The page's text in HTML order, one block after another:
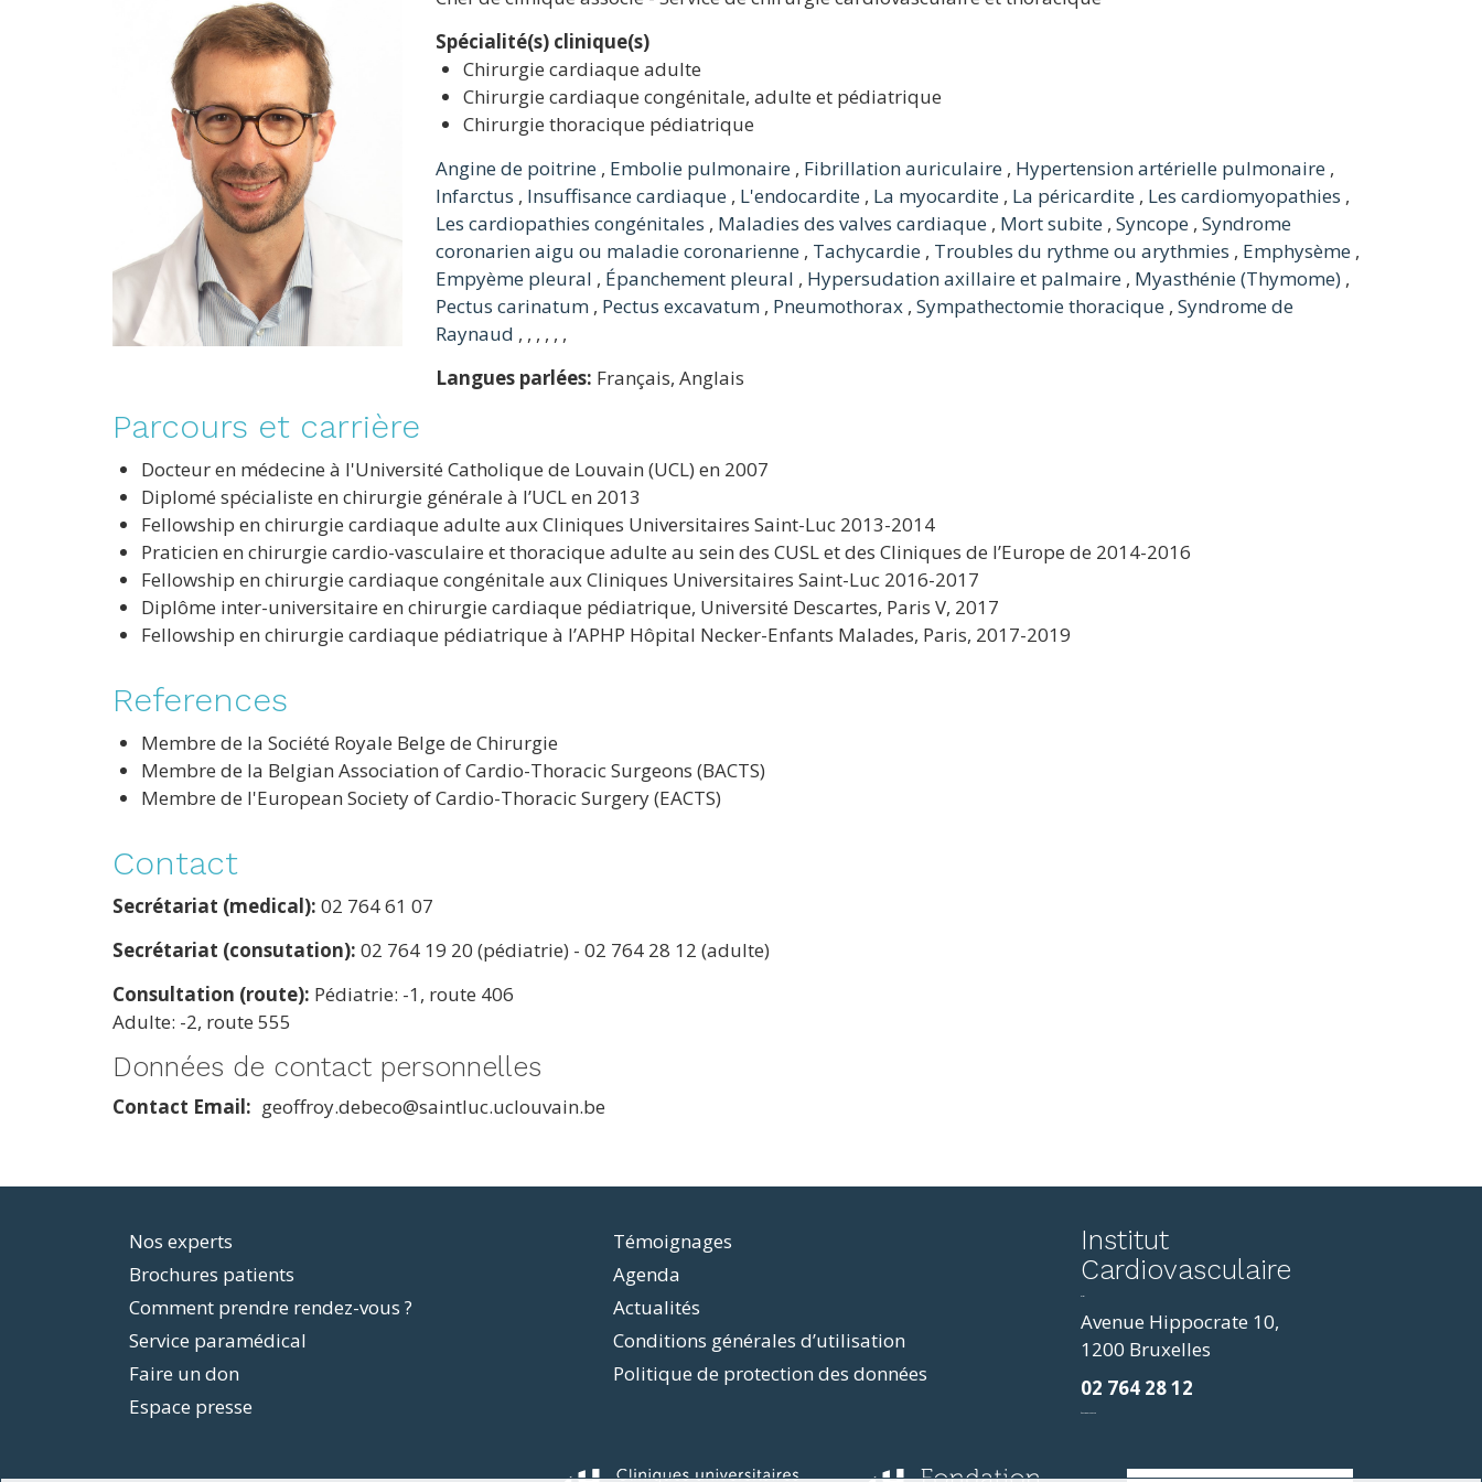
Spécialité(s) clinique(s)
Chirurgie cardiaque adulte
Chirurgie cardiaque congénitale, adulte et pédiatrique
Chirurgie thoracique pédiatrique
Angine de poitrine , Embolie pulmonaire , Fibrillation auriculaire , Hypertension artérielle pulmonaire ,
Infarctus , Insuffisance cardiaque , L'endocardite , La myocardite , La péricardite , Les cardiomyopathies ,
Les cardiopathies congénitales , Maladies des valves cardiaque , Mort subite , Syncope , Syndrome
coronarien aigu ou maladie coronarienne , Tachycardie , Troubles du rythme ou arythmies , Emphysème ,
Empyème pleural , Épanchement pleural , Hypersudation axillaire et palmaire , Myasthénie (Thymome) ,
Pectus carinatum , Pectus excavatum , Pneumothorax , Sympathectomie thoracique , Syndrome de
Raynaud , , , , , ,
Langues parlées: Français, Anglais
Parcours et carrière
Docteur en médecine à l'Université Catholique de Louvain (UCL) en 2007
Diplomé spécialiste en chirurgie générale à l’UCL en 2013
Fellowship en chirurgie cardiaque adulte aux Cliniques Universitaires Saint-Luc 2013-2014
Praticien en chirurgie cardio-vasculaire et thoracique adulte au sein des CUSL et des Cliniques de l’Europe de 2014-2016
Fellowship en chirurgie cardiaque congénitale aux Cliniques Universitaires Saint-Luc 2016-2017
Diplôme inter-universitaire en chirurgie cardiaque pédiatrique, Université Descartes, Paris V, 2017
Fellowship en chirurgie cardiaque pédiatrique à l’APHP Hôpital Necker-Enfants Malades, Paris, 2017-2019
References
Membre de la Société Royale Belge de Chirurgie
Membre de la Belgian Association of Cardio-Thoracic Surgeons (BACTS)
Membre de l'European Society of Cardio-Thoracic Surgery (EACTS)
Contact
Secrétariat (medical): 02 764 61 07
Secrétariat (consutation): 02 764 19 20 (pédiatrie) - 02 764 28 12 (adulte)
Consultation (route): Pédiatrie: -1, route 406
Adulte: -2, route 555
Données de contact personnelles
Contact Email geoffroy.debeco@saintluc.uclouvain.be
Footer
menu
Nos experts
Brochures patients
Comment prendre rendez-vous ?
Service paramédical
Faire un don
Espace presse
Témoignages
Agenda
Actualités
Conditions générales d’utilisation
Politique de protection des données
Institut
Cardiovasculaire
Avenue Hippocrate 10,
1200 Bruxelles
02 764 28 12
reddit
horoscope
coloring